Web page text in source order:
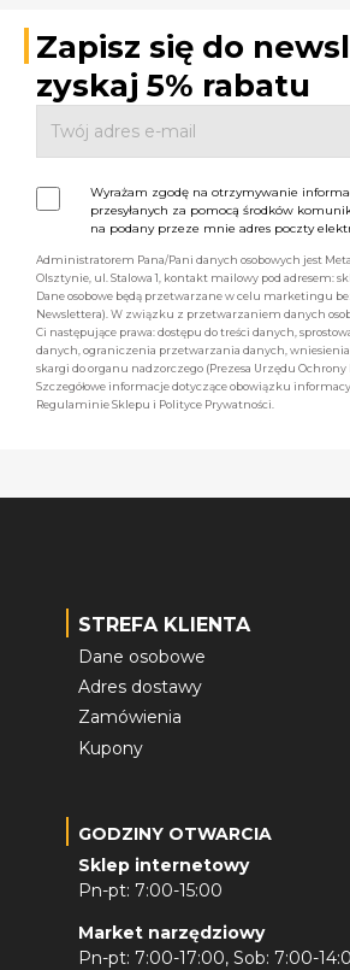
Zapisz się do
zyskaj 5% rabatu
Wyrażam zgodę na otrzymywanie
przesyłanych za pomocą środków
na podany przeze mnie adres poczty
Administratorem Pana/Pani danych osobowych jest
Olsztynie, ul. Stalowa 1, kontakt mailowy pod adresem:
Dane osobowe będą przetwarzane w celu marketingu
Newslettera). W związku z przetwarzaniem danych
Ci następujące prawa: dostępu do treści danych,
danych, ograniczenia przetwarzania danych,
skargi do organu nadzorczego (Prezesa Urzędu Ochrony
Szczegółowe informacje dotyczące obowiązku
Regulaminie Sklepu i Polityce Prywatności.
STREFA KLIENTA
Dane osobowe
Adres dostawy
Zamówienia
Kupony
GODZINY OTWARCIA
Sklep internetowy
Pn-pt: 7:00-15:00
Market narzędziowy
Pn-pt: 7:00-17:00, Sob: 7:00-